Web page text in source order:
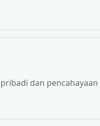
dan pencahayaan